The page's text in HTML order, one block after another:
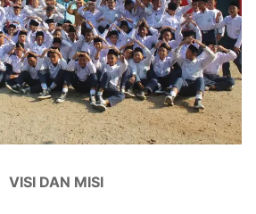
VISI DAN MISI